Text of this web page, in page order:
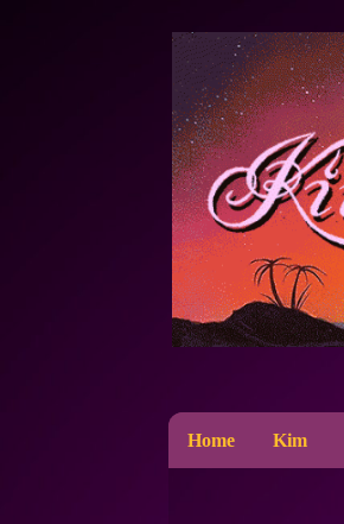
Home Kim